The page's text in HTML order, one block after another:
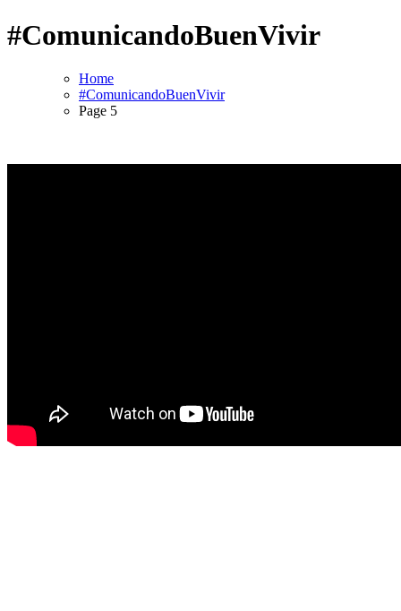
#ComunicandoBuenVivir
Home
#ComunicandoBuenVivir
Page 5